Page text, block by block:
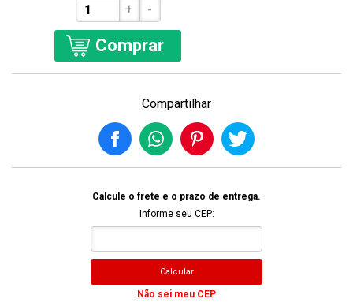
+ -
Comprar
Compartilhar
Calcule o frete e o prazo de entrega.
Informe seu CEP:
Calcular
Não sei meu CEP